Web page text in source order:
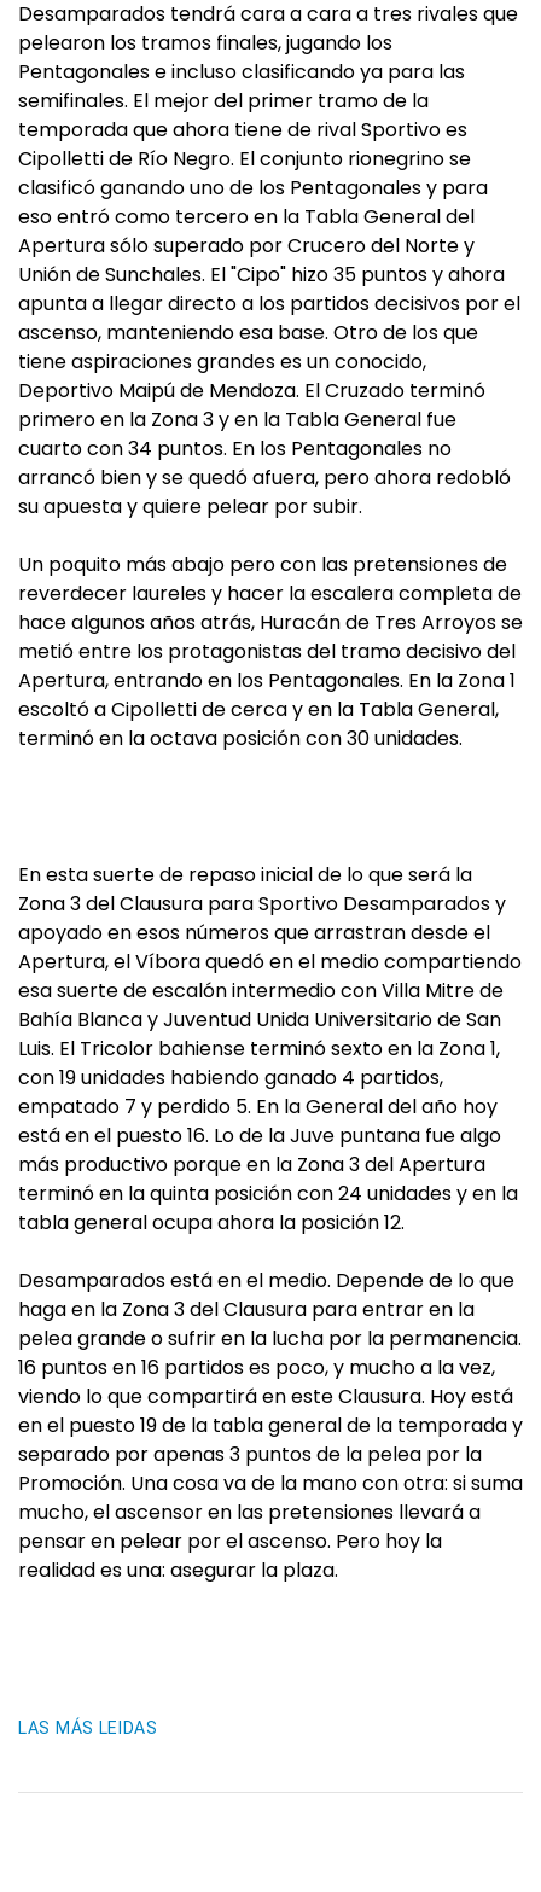
Desamparados tendrá cara a cara a tres rivales que
pelearon los tramos finales, jugando los
Pentagonales e incluso clasificando ya para las
semifinales. El mejor del primer tramo de la
temporada que ahora tiene de rival Sportivo es
Cipolletti de Río Negro. El conjunto rionegrino se
clasificó ganando uno de los Pentagonales y para
eso entró como tercero en la Tabla General del
Apertura sólo superado por Crucero del Norte y
Unión de Sunchales. El "Cipo" hizo 35 puntos y ahora
apunta a llegar directo a los partidos decisivos por el
ascenso, manteniendo esa base. Otro de los que
tiene aspiraciones grandes es un conocido,
Deportivo Maipú de Mendoza. El Cruzado terminó
primero en la Zona 3 y en la Tabla General fue
cuarto con 34 puntos. En los Pentagonales no
arrancó bien y se quedó afuera, pero ahora redobló
su apuesta y quiere pelear por subir.
Un poquito más abajo pero con las pretensiones de
reverdecer laureles y hacer la escalera completa de
hace algunos años atrás, Huracán de Tres Arroyos se
metió entre los protagonistas del tramo decisivo del
Apertura, entrando en los Pentagonales. En la Zona 1
escoltó a Cipolletti de cerca y en la Tabla General,
terminó en la octava posición con 30 unidades.
En esta suerte de repaso inicial de lo que será la
Zona 3 del Clausura para Sportivo Desamparados y
apoyado en esos números que arrastran desde el
Apertura, el Víbora quedó en el medio compartiendo
esa suerte de escalón intermedio con Villa Mitre de
Bahía Blanca y Juventud Unida Universitario de San
Luis. El Tricolor bahiense terminó sexto en la Zona 1,
con 19 unidades habiendo ganado 4 partidos,
empatado 7 y perdido 5. En la General del año hoy
está en el puesto 16. Lo de la Juve puntana fue algo
más productivo porque en la Zona 3 del Apertura
terminó en la quinta posición con 24 unidades y en la
tabla general ocupa ahora la posición 12.
Desamparados está en el medio. Depende de lo que
haga en la Zona 3 del Clausura para entrar en la
pelea grande o sufrir en la lucha por la permanencia.
16 puntos en 16 partidos es poco, y mucho a la vez,
viendo lo que compartirá en este Clausura. Hoy está
en el puesto 19 de la tabla general de la temporada y
separado por apenas 3 puntos de la pelea por la
Promoción. Una cosa va de la mano con otra: si suma
mucho, el ascensor en las pretensiones llevará a
pensar en pelear por el ascenso. Pero hoy la
realidad es una: asegurar la plaza.
LAS MÁS LEIDAS